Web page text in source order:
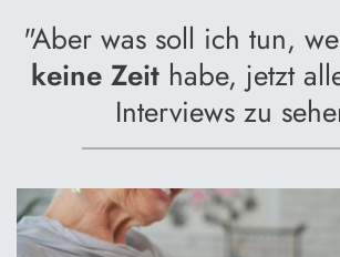
"Aber was soll ich tun,
keine Zeit habe, jetzt
Interviews zu